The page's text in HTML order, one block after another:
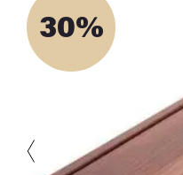
30%